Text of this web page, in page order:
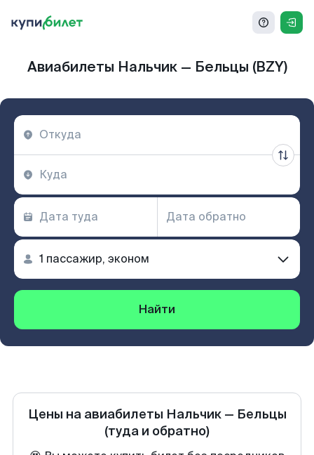
Авиабилеты Нальчик — Бельцы (BZY)
Найти
Цены на авиабилеты Нальчик— Бельцы
(туда и обратно)